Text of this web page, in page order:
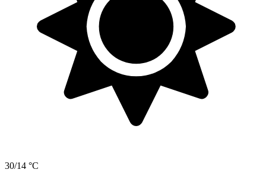
30/14 °C